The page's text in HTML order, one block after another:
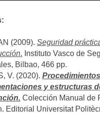
(2009). Seguridad
. Instituto Vasco de
Bilbao, 466 pp.
V. (2020).
y estructuras
Colección Manual de
Editorial Universitat